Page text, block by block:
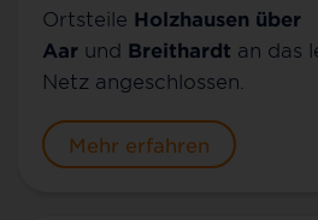
Ortsteile Holzhausen über
Aar und Breithardt an das
Netz angeschlossen.
Mehr erfahren